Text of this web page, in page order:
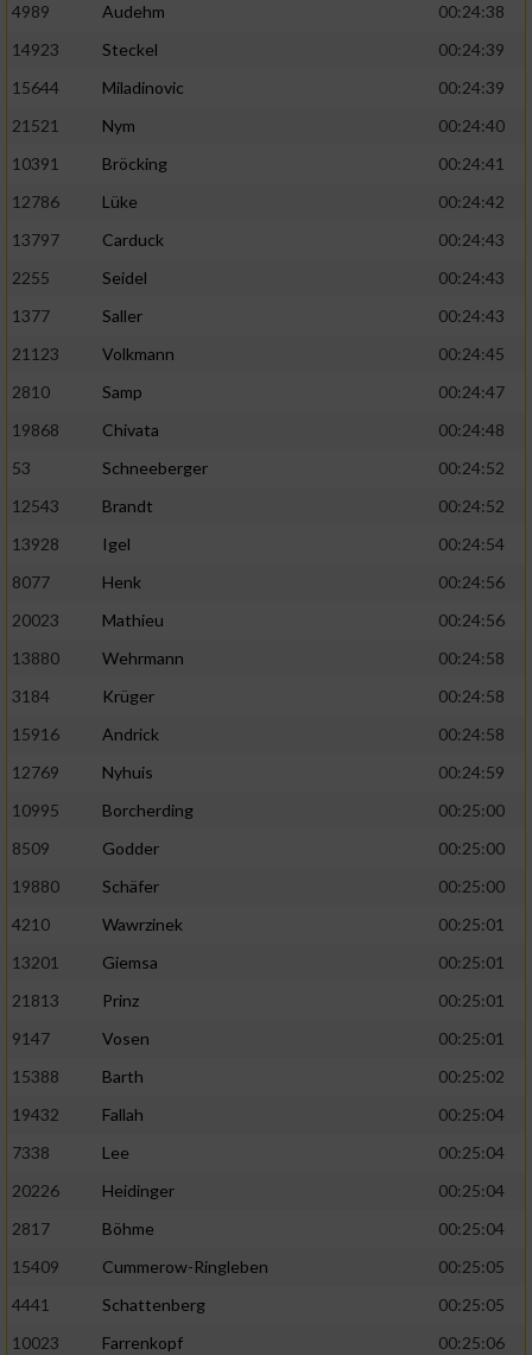
4989
Audehm
00:24:38
14923
Steckel
00:24:39
15644
Miladinovic
00:24:39
21521
Nym
00:24:40
10391
Bröcking
00:24:41
12786
Lüke
00:24:42
13797
Carduck
00:24:43
2255
Seidel
00:24:43
1377
Saller
00:24:43
21123
Volkmann
00:24:45
2810
Samp
00:24:47
19868
Chivata
00:24:48
53
Schneeberger
00:24:52
12543
Brandt
00:24:52
13928
Igel
00:24:54
8077
Henk
00:24:56
20023
Mathieu
00:24:56
13880
Wehrmann
00:24:58
3184
Krüger
00:24:58
15916
Andrick
00:24:58
12769
Nyhuis
00:24:59
10995
Borcherding
00:25:00
8509
Godder
00:25:00
19880
Schäfer
00:25:00
4210
Wawrzinek
00:25:01
13201
Giemsa
00:25:01
21813
Prinz
00:25:01
9147
Vosen
00:25:01
15388
Barth
00:25:02
19432
Fallah
00:25:04
7338
Lee
00:25:04
20226
Heidinger
00:25:04
2817
Böhme
00:25:04
15409
Cummerow-Ringleben
00:25:05
4441
Schattenberg
00:25:05
10023
Farrenkopf
00:25:06